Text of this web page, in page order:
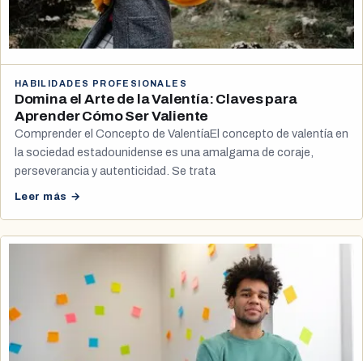
HABILIDADES PROFESIONALES
Domina el Arte de la Valentía: Claves para
Aprender Cómo Ser Valiente
Comprender el Concepto de ValentíaEl concepto de valentía en
la sociedad estadounidense es una amalgama de coraje,
perseverancia y autenticidad. Se trata
Leer más →